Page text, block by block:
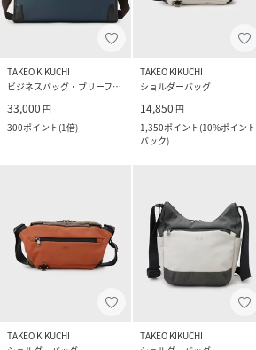
TAKEO KIKUCHI
ビジネスバッグ・ブリーフケース
33,000 円
300ポイント(1倍)
TAKEO KIKUCHI
ショルダーバッグ
14,850 円
1,350ポイント(10%ポイント
バック)
TAKEO KIKUCHI
TAKEO KIKUCHI